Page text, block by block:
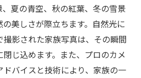
夏の青空、秋の紅葉、冬の雪景
美しさが際立ちます。自然光に
撮影された家族写真は、その瞬間
じ込めます。また、プロのカメ
ドバイスと技術により、家族の一